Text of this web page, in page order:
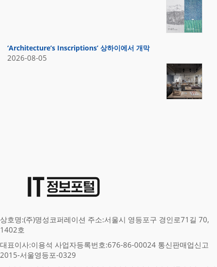
‘Architecture’s Inscriptions’ 상하이에서 개막
2026-08-05
상호명:(주)명성코퍼레이션 주소:서울시 영등포구 경인로71길 70,
1402호
대표이사:이용석 사업자등록번호:676-86-00024 통신판매업신고
2015-서울영등포-0329